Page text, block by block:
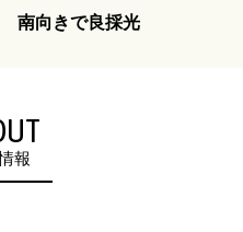
南向きで良採光
報